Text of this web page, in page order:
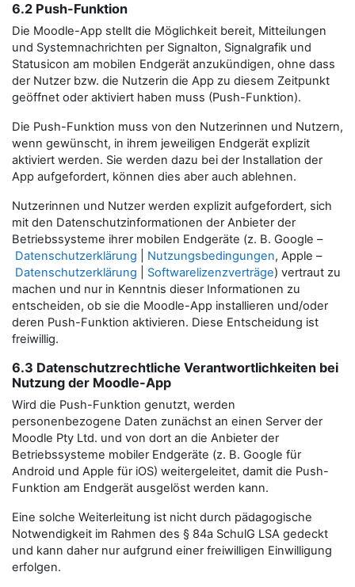
6.2 Push-Funktion
Die Moodle-App stellt die Möglichkeit bereit, Mitteilungen
und Systemnachrichten per Signalton, Signalgrafik und
Statusicon am mobilen Endgerät anzukündigen, ohne dass
der Nutzer bzw. die Nutzerin die App zu diesem Zeitpunkt
geöffnet oder aktiviert haben muss (Push-Funktion).
Die Push-Funktion muss von den Nutzerinnen und Nutzern,
wenn gewünscht, in ihrem jeweiligen Endgerät explizit
aktiviert werden. Sie werden dazu bei der Installation der
App aufgefordert, können dies aber auch ablehnen.
Nutzerinnen und Nutzer werden explizit aufgefordert, sich
mit den Datenschutzinformationen der Anbieter der
Betriebssysteme ihrer mobilen Endgeräte (z. B. Google –
Datenschutzerklärung
Nutzungsbedingungen, Apple –
Datenschutzerklärung
Softwarelizenzverträge) vertraut zu
machen und nur in Kenntnis dieser Informationen zu
entscheiden, ob sie die Moodle-App installieren und/oder
deren Push-Funktion aktivieren. Diese Entscheidung ist
freiwillig.
6.3 Datenschutzrechtliche Verantwortlichkeiten bei
Nutzung der Moodle-App
Wird die Push-Funktion genutzt, werden
personenbezogene Daten zunächst an einen Server der
Moodle Pty Ltd. und von dort an die Anbieter der
Betriebssysteme mobiler Endgeräte (z. B. Google für
Android und Apple für iOS) weitergeleitet, damit die Push-
Funktion am Endgerät ausgelöst werden kann.
Eine solche Weiterleitung ist nicht durch pädagogische
Notwendigkeit im Rahmen des § 84a SchulG LSA gedeckt
und kann daher nur aufgrund einer freiwilligen Einwilligung
erfolgen.